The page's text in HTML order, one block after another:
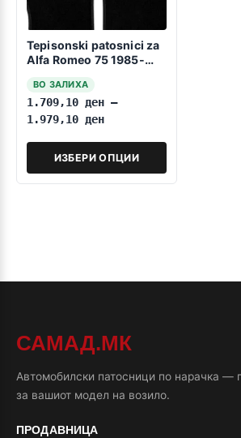
Tepisonski patosnici za
Alfa Romeo 75 1985-
ВО ЗАЛИХА
1.709,10 ден –
1.979,10 ден
ИЗБЕРИ ОПЦИИ
САМАД.МК
Автомобилски патосници по нарачка —
за вашиот модел на возило.
ПРОДАВНИЦА